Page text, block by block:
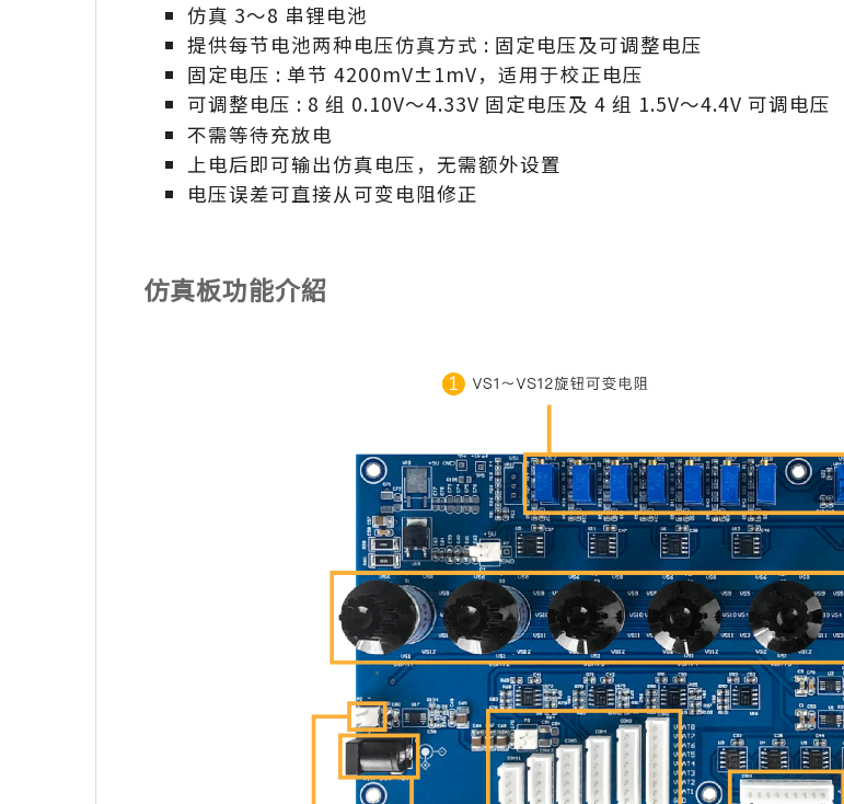
仿真 3～8 串锂电池
提供每节电池两种电压仿真方式 : 固定电压及可调整电压
固定电压 : 单节 4200mV±1mV，适用于校正电压
可调整电压 : 8 组 0.10V～4.33V 固定电压及 4 组 1.5V～4.4V 可调电压
不需等待充放电
上电后即可输出仿真电压，无需额外设置
电压误差可直接从可变电阻修正
仿真板功能介紹